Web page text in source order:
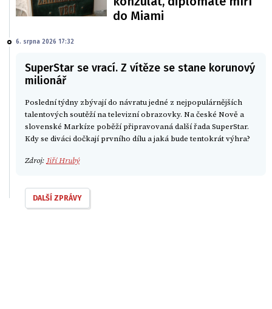
do Miami
6. srpna 2026 17:32
SuperStar se vrací. Z vítěze se stane korunový
milionář
Poslední týdny zbývají do návratu jedné z nejpopulárnějších
talentových soutěží na televizní obrazovky. Na české Nově a
slovenské Markíze poběží připravovaná další řada SuperStar.
Kdy se diváci dočkají prvního dílu a jaká bude tentokrát výhra?
Zdroj: Jiří Hrubý
DALŠÍ ZPRÁVY